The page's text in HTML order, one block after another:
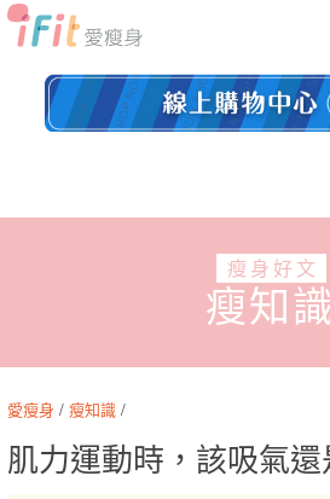
瘦身好文
瘦知
愛瘦身 / 瘦知識 /
肌力運動時，該吸氣還